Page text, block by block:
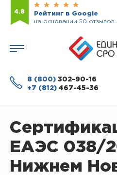
4.8
Рейтинг в Google
на основании 50 отзывов
8 (800) 302-90-16
+7 (812) 467-45-36
ЕАЭС 038/
Нижнем